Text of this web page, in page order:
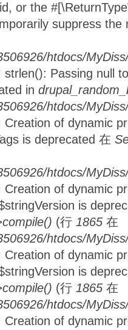
or the
suppress
htdocs/
strlen(): Passing null
in
htdocs/
Creation of dynamic
is deprecated 在
htdocs/
Creation of dynamic
is
(行 1865 在
htdocs/
Creation of dynamic
is
(行 1865 在
htdocs/
Creation of dynamic